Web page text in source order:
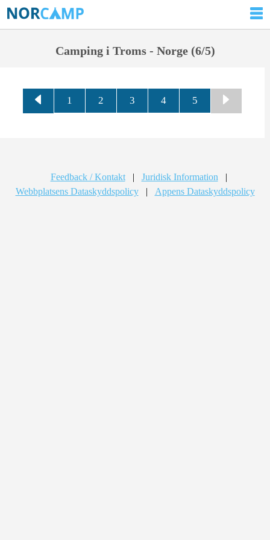
Camping i Troms - Norge (6/5)
1 2 3 4 5
Feedback / Kontakt | Juridisk Information
|
Webbplatsens Dataskyddspolicy
| Appens Dataskyddspolicy